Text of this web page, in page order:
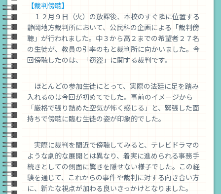
【裁判傍聴】
１２月９日（火）の放課後、本校のすぐ隣に位置する
静岡地方裁判所において、公民科の企画による「裁判傍
聴」が行われました。中３から高２までの希望者２７名
の生徒が、教員の引率のもと裁判所に向かいました。今
回傍聴したのは、「窃盗」に関する裁判です。
ほとんどの参加生徒にとって、実際の法廷に足を踏み
入れるのは今回が初めてでした。事前のイメージから
「厳格で張り詰めた空気が怖く感じる」と、緊張した面
持ちで傍聴に臨む生徒の姿が印象的でした。
実際に裁判を間近で傍聴してみると、テレビドラマの
ような劇的な展開とは異なり、着実に進められる事務手
続きとしての側面に驚きを隠せない様子でした。この経
験を通じて、これからの事件や裁判に対する向き合い方
に、新たな視点が加わる良いきっかけとなりました。